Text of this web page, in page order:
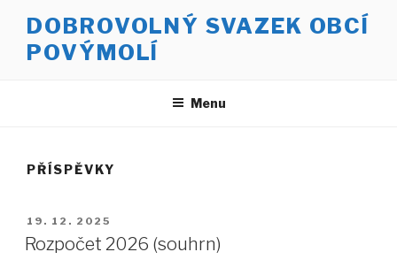
obsahu
DOBROVOLNÝ SVAZEK OBCÍ
POVÝMOLÍ
Menu
PŘÍSPĚVKY
PUBLIKOVÁNO
19. 12. 2025
Rozpočet 2026 (souhrn)